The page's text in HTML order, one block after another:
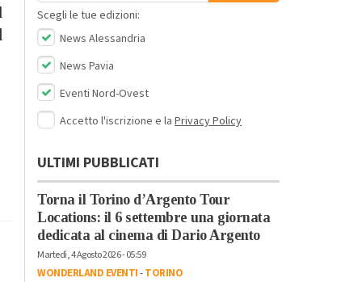
Scegli le tue edizioni:
News Alessandria
News Pavia
Eventi Nord-Ovest
Accetto l'iscrizione e la Privacy Policy
ULTIMI PUBBLICATI
Torna il Torino d’Argento Tour
Locations: il 6 settembre una giornata
dedicata al cinema di Dario Argento
Martedì, 4 Agosto 2026 - 05:59
WONDERLAND EVENTI-TORINO